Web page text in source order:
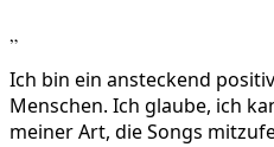
„
Ich bin ein ansteckend
Menschen. Ich glaube, ich
meiner Art, die Songs